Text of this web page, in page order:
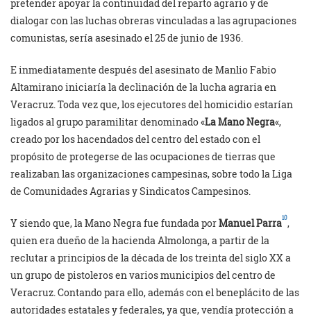
pretender apoyar la continuidad del reparto agrario y de
dialogar con las luchas obreras vinculadas a las agrupaciones
comunistas, sería asesinado el 25 de junio de 1936.
E inmediatamente después del asesinato de Manlio Fabio
Altamirano iniciaría la declinación de la lucha agraria en
Veracruz. Toda vez que, los ejecutores del homicidio estarían
ligados al grupo paramilitar denominado «La Mano Negra«,
creado por los hacendados del centro del estado con el
propósito de protegerse de las ocupaciones de tierras que
realizaban las organizaciones campesinas, sobre todo la Liga
de Comunidades Agrarias y Sindicatos Campesinos.
Y siendo que, la Mano Negra fue fundada porManuel Parra10,
quien era dueño de la hacienda Almolonga, a partir de la
reclutar a principios de la década de los treinta del siglo XX a
un grupo de pistoleros en varios municipios del centro de
Veracruz. Contando para ello, además con el beneplácito de las
autoridades estatales y federales, ya que, vendía protección a